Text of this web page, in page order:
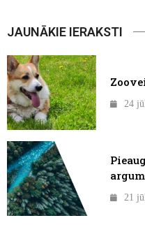
JAUNĀKIE IERAKSTI
24
21